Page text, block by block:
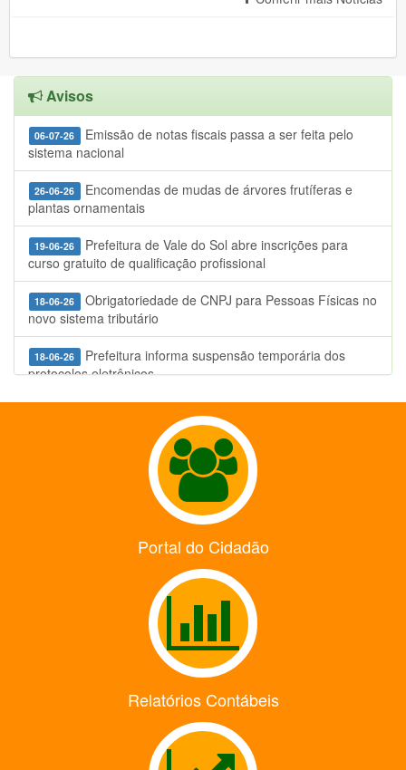
Avisos
06-07-26
Emissão de notas fiscais passa a ser feita pelo
sistema nacional
26-06-26
Encomendas de mudas de árvores frutíferas e
plantas ornamentais
19-06-26
Prefeitura de Vale do Sol abre inscrições para
curso gratuito de qualificação profissional
18-06-26
Obrigatoriedade de CNPJ para Pessoas Físicas no
novo sistema tributário
18-06-26
Prefeitura informa suspensão temporária dos
protocolos eletrônicos
Portal do Cidadão
Relatórios Contábeis